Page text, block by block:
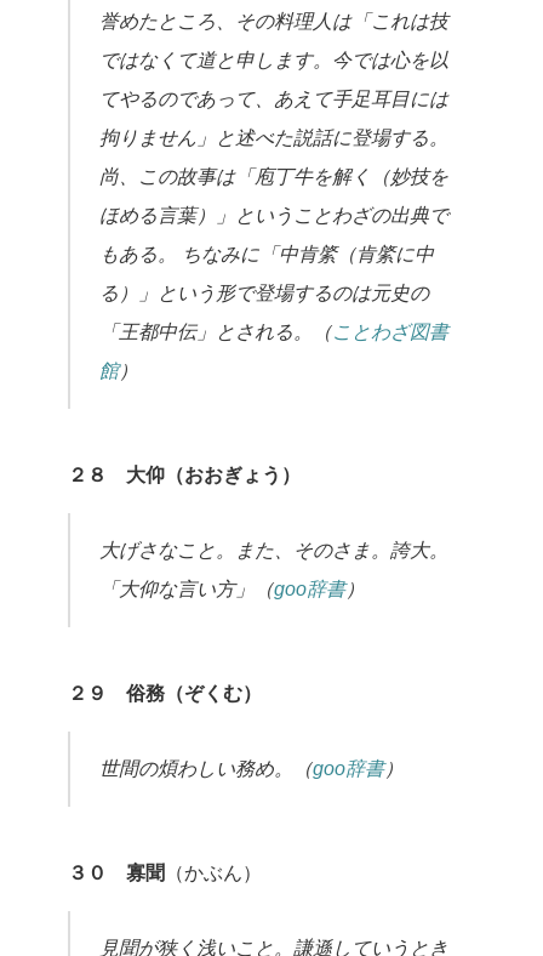
誉めたところ、その料理人は「これは技
ではなくて道と申します。今では心を以
てやるのであって、あえて手足耳目には
拘りません」と述べた説話に登場する。
尚、この故事は「庖丁牛を解く（妙技を
ほめる言葉）」ということわざの出典で
もある。 ちなみに「中肯綮（肯綮に中
る）」という形で登場するのは元史の
「王都中伝」とされる。（ことわざ図書
館）
２８ 大仰（おおぎょう）
大げさなこと。また、そのさま。誇大。
「大仰な言い方」（goo辞書）
２９ 俗務（ぞくむ）
世間の煩わしい務め。（goo辞書）
３０ 寡聞 （かぶん）
見聞が狭く浅いこと。謙遜していうとき